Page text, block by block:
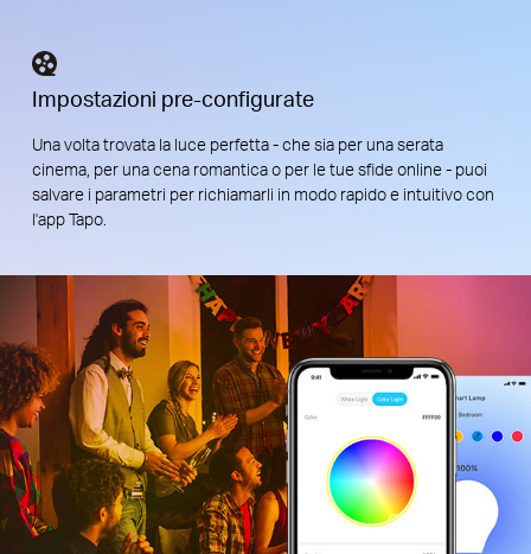
Impostazioni pre-configurate
Una volta trovata la luce perfetta - che sia per una serata
cinema, per una cena romantica o per le tue sfide online - puoi
salvare i parametri per richiamarli in modo rapido e intuitivo con
l'app Tapo.